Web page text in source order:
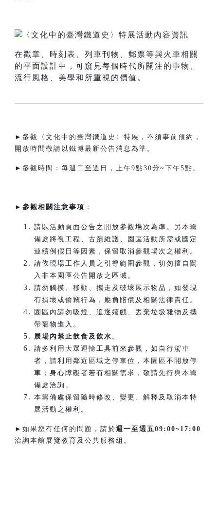
在戳章、時刻表、列車刊物、郵票等與火車相關
的平面設計中，可窺見每個時代所關注的事物、
流行風格、美學和所重視的價值。
►參觀〈文化中的臺灣鐵道史〉特展，不須事前預約，
開放時間敬請以鐵博最新公告消息為準。
►參觀時間：每週二至週日，上午9點30分~下午5點。​
► 參觀相關注意事項 ：
請以活動頁面公告之開放參觀場次為準。另本籌
備處將視工程、古蹟維護、園區活動所需或國定
連續例假日等因素，保留取消參觀場次之權利。
請依現場工作人員之引導範圍參觀，切勿擅自闖
入非本園區公告開放之區域。
請勿觸摸、移動、攜走及破壞展示物品，如發現
有損壞或偷竊行為，應負賠償及相關法律責任。
園區內請勿吸煙、追逐嬉戲、丟棄垃圾雜物及攜
帶寵物進入。
展場內禁止飲食及飲水 。
請多利用大眾運輸工具前來參觀，如自行駕車
者，請利用鄰近區域之停車位，本園區不開放停
車；身心障礙者若有相關需求，敬請先行與本籌
備處洽詢。
本籌備處保留隨時修改、變更、解釋及取消本特
展活動之權利。
►如果您有任何的問題，請於週一至週五09:00~17:00
洽詢本館展覽教育及公共服務組。